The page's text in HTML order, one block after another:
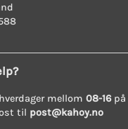
mellom 08-16på
til post@kahoy.no